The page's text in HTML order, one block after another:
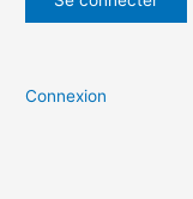
Connexion